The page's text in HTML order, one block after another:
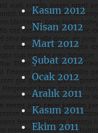
Kasım 2012
Nisan 2012
Mart 2012
Şubat 2012
Ocak 2012
Aralık 2011
Kasım 2011
Ekim 2011